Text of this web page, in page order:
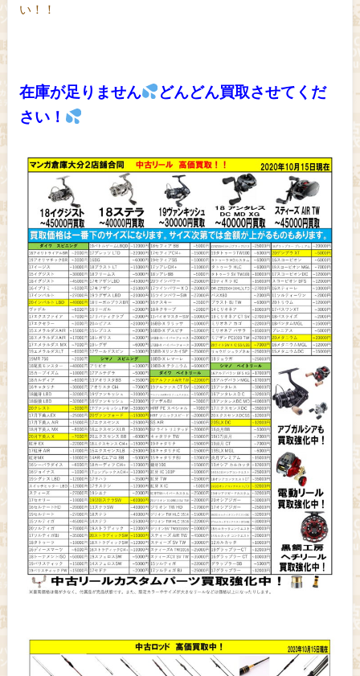
い！！
在庫が足りません
どんどん買取させてくだ
さい！